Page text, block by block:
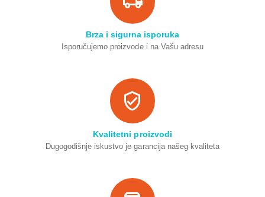
Brza i sigurna isporuka
Isporučujemo proizvode i na Vašu adresu
Kvalitetni proizvodi
Dugogodišnje iskustvo je garancija našeg kvaliteta